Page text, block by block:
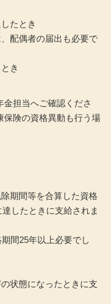
たとき
配偶者の届出も必要で
き
担当へご確認くださ
保険の資格異動も行う場
期間等を合算した資格
したときに支給されま
間25年以上必要でし
状態になったときに支